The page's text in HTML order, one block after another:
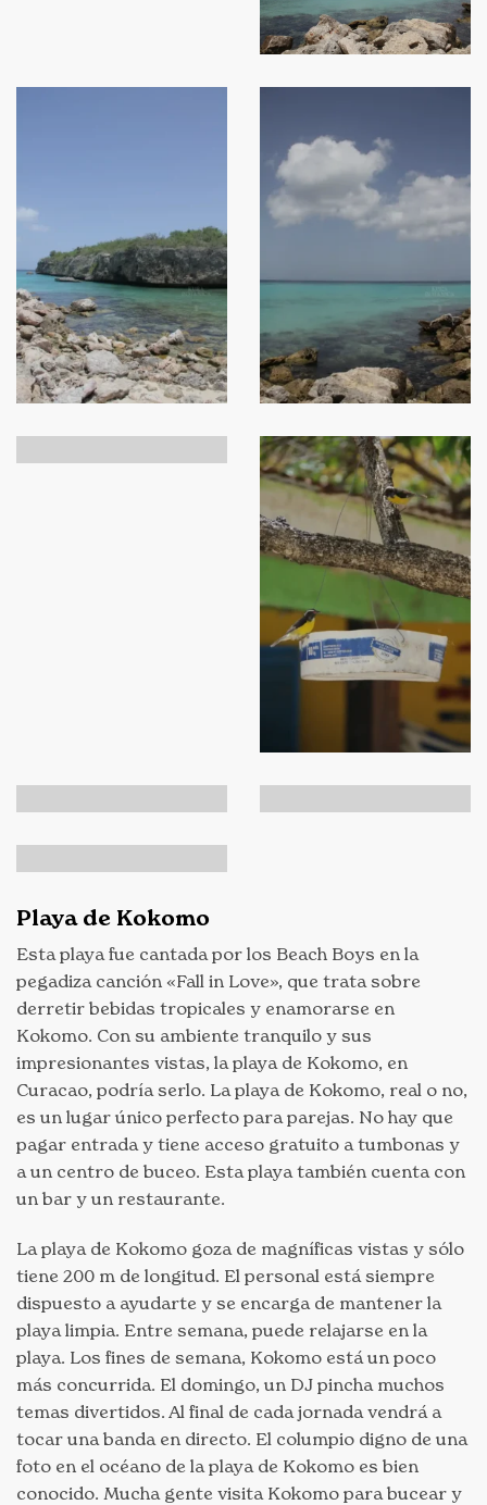
Playa de Kokomo
Esta playa fue cantada por los Beach Boys en la
pegadiza canción «Fall in Love», que trata sobre
derretir bebidas tropicales y enamorarse en
Kokomo. Con su ambiente tranquilo y sus
impresionantes vistas, la playa de Kokomo, en
Curacao, podría serlo. La playa de Kokomo, real o no,
es un lugar único perfecto para parejas. No hay que
pagar entrada y tiene acceso gratuito a tumbonas y
a un centro de buceo. Esta playa también cuenta con
un bar y un restaurante.
La playa de Kokomo goza de magníficas vistas y sólo
tiene 200 m de longitud. El personal está siempre
dispuesto a ayudarte y se encarga de mantener la
playa limpia. Entre semana, puede relajarse en la
playa. Los fines de semana, Kokomo está un poco
más concurrida. El domingo, un DJ pincha muchos
temas divertidos. Al final de cada jornada vendrá a
tocar una banda en directo. El columpio digno de una
foto en el océano de la playa de Kokomo es bien
conocido. Mucha gente visita Kokomo para bucear y